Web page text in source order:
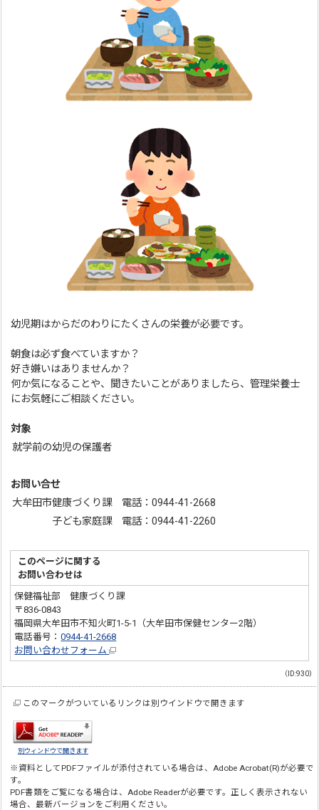
幼児期はからだのわりにたくさんの栄養が必要です。
朝食は必ず食べていますか？
好き嫌いはありませんか？
何か気になることや、聞きたいことがありましたら、管理栄養士
にお気軽にご相談ください。
対象
就学前の幼児の保護者
お問い合せ
大牟田市健康づくり課 電話：0944-41-2668
子ども家庭課 電話：0944-41-2260
このページに関する
お問い合わせは
保健福祉部 健康づくり課
〒836-0843
福岡県大牟田市不知火町1-5-1（大牟田市保健センター2階）
電話番号：0944-41-2668
お問い合わせフォーム
（ID:930）
このマークがついているリンクは別ウインドウで開きます
別ウィンドウで開きます
※資料としてPDFファイルが添付されている場合は、Adobe Acrobat(R)が必要で
す。
PDF書類をご覧になる場合は、Adobe Readerが必要です。正しく表示されない
場合、最新バージョンをご利用ください。